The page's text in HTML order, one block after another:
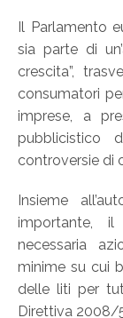
Il Parlamento
sia parte di
crescita”,
consumatori
imprese, a
controversie di
Insieme
importante, il
necessaria
minime su cui
delle liti per
Direttiva 2008/